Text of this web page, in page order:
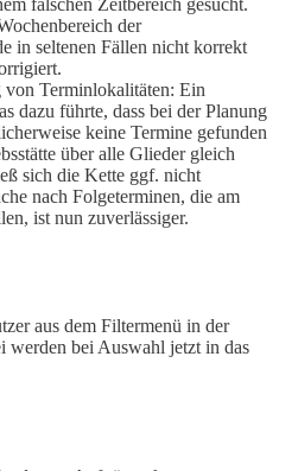
falschen Zeitbereich gesucht.
der
in seltenen Fällen nicht korrekt
von Terminlokalitäten: Ein
dazu führte, dass bei der Planung
keine Termine gefunden
über alle Glieder gleich
sich die Kette ggf. nicht
nach Folgeterminen, die am
ist nun zuverlässiger.
aus dem Filtermenü in der
werden bei Auswahl jetzt in das